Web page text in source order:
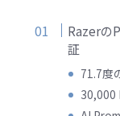
Razerの
証
71.7度
30,000